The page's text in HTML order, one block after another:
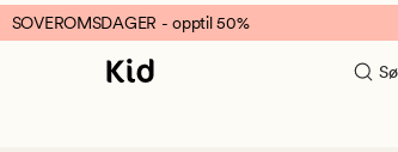
SOVEROMSDAGER - opptil 50%